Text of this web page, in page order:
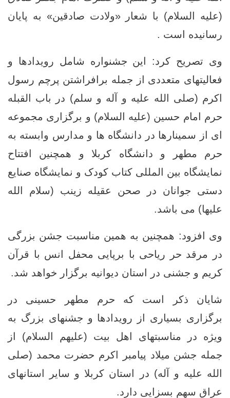
(علیه السلام) با شعار «ولادت صادقین» به پایان
رسانیده است .
وی تصریح کرد: این جشنواره شامل رویدادها و
فعالیتهای متعددی از جمله برافراشتن پرچم رسول
اکرم (صلی الله علیه و آله و سلم) در باب القبله
حرم امام حسین (علیه السلام) و برگزاری مجموعه
ای از سمینارها در دانشگاه ها و مدارس وابسته به
حرم مطهر و دانشگاه کربلا و همچنین افتتاح
نمایشگاه بین المللی کتاب کودک و نمایشگاه صنایع
دستی جوانان در صحن عقیله زینب (سلام الله
علیها) می باشد.
وی افزود: همچنین به همین مناسبت جشن بزرگی
در مرقد حر ریاحی با برپایی محفل انس با قرآن
کریم و جشنی در استان دیوانیه برگزار خواهد شد.
شایان ذکر است که حرم مطهر حسینی در
برگزاری بسیاری از رویدادها و جشنهای بزرگ به
ویژه در مناسبتهای اهل بیت (علیهم السلام) از
جمله جشن میلاد پیامبر اکرم حضرت محمد (صلی
الله علیه و آله) در استان کربلا و سایر استانهای
عراق سهم بسزایی دارد.